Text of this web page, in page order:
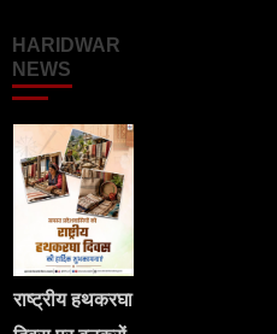
HARIDWAR
NEWS
राष्ट्रीय हथकरघा